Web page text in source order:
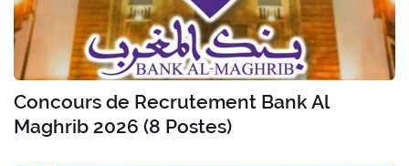
Concours de Recrutement Bank Al
Maghrib 2026 (8 Postes)